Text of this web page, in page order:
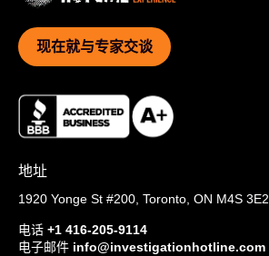
现在就与专家交谈
地址
1920 Yonge St #200, Toronto, ON M4S 3E2
电话 +1 416-205-9114
电子邮件 info@investigationhotline.com